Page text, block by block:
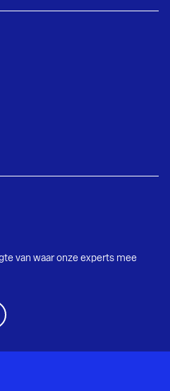
van waar onze experts mee